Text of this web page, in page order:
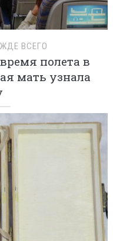
ВСЕГО
полета в
мать узнала